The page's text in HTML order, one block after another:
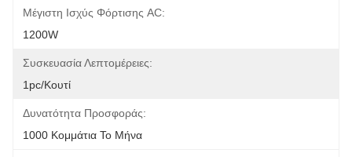
Μέγιστη Ισχύς Φόρτισης AC:
1200W
Συσκευασία Λεπτομέρειες:
1pc/κουτί
Δυνατότητα Προσφοράς:
1000 Κομμάτια Το Μήνα